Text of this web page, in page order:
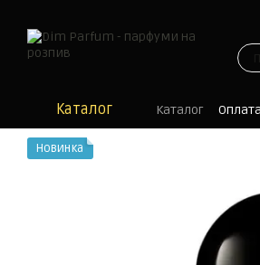
Каталог Каталог
Блог
Новинка